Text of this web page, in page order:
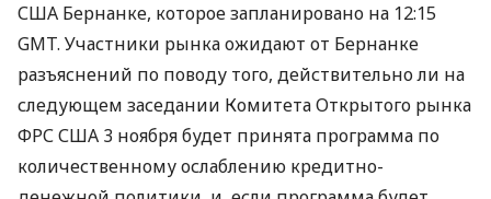
США Бернанке, которое запланировано на 12:15
GMT. Участники рынка ожидают от Бернанке
разъяснений по поводу того, действительно ли на
следующем заседании Комитета Открытого рынка
ФРС США 3 ноября будет принята программа по
количественному ослаблению кредитно-